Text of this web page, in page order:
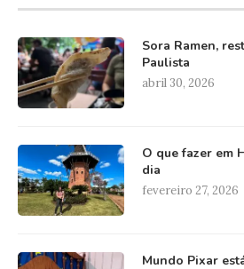
Sora Ramen,
Paulista
abril 30, 2026
O que fazer em
dia
fevereiro 27, 2026
Mundo Pixar